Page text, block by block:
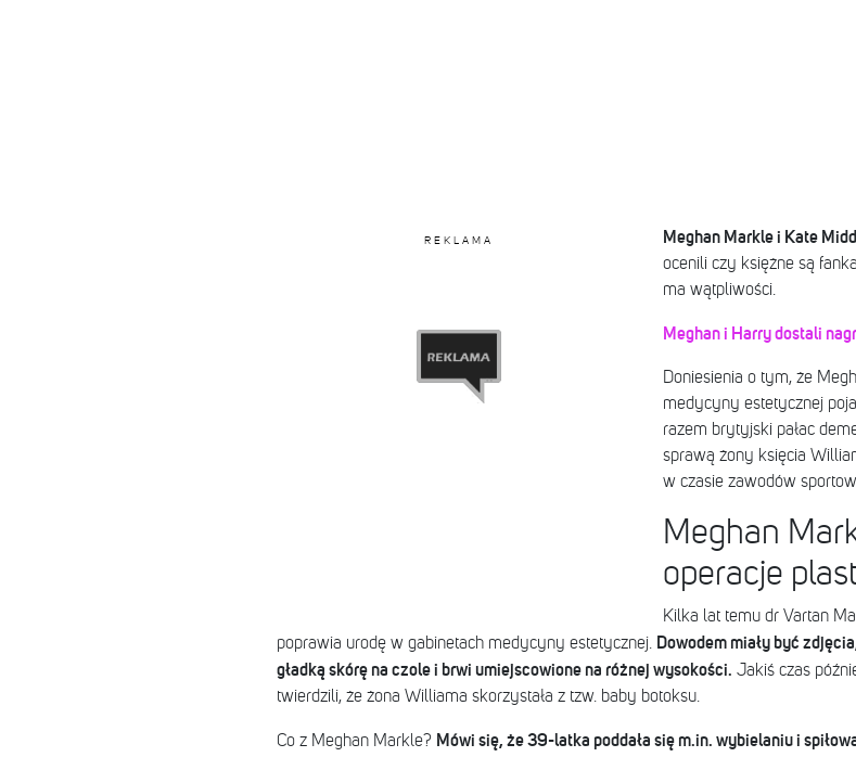
REKLAMA Meghan Markle i Kate
ocenili czy księżne są
ma wątpliwości.
Meghan i Harry dostali
Doniesienia o tym, że
medycyny estetycznej
razem brytyjski pałac
sprawą żony księcia
w czasie zawodów
Meghan
operacje
Kilka lat temu dr Vartan
poprawia urodę w gabinetach medycyny estetycznej. Dowodem miały być
gładką skórę na czole i brwi umiejscowione na różnej wysokości. Jakiś czas
twierdzili, że żona Williama skorzystała z tzw. baby botoksu.
Co z Meghan Markle? Mówi się, że 39-latka poddała się m.in. wybielaniu i